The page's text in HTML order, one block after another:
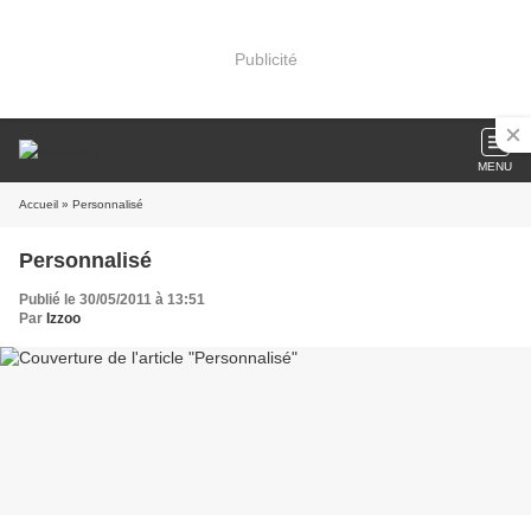
Publicité
MENU
Accueil » Personnalisé
Personnalisé
Publié le 30/05/2011 à 13:51
Par Izzoo